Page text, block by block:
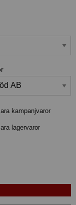
kampanjvaror
lagervaror